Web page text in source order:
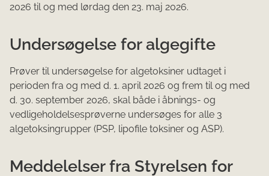
2026 til og med lørdag den 23. maj 2026.
Undersøgelse for algegifte
Prøver til undersøgelse for algetoksiner udtaget i
perioden fra og med d. 1. april 2026 og frem til og med
d. 30. september 2026, skal både i åbnings- og
vedligeholdelsesprøverne undersøges for alle 3
algetoksingrupper (PSP, lipofile toksiner og ASP).
Meddelelser fra Styrelsen for